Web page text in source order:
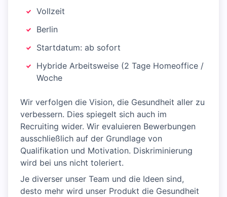
Vollzeit
Berlin
Startdatum: ab sofort
Hybride Arbeitsweise (2 Tage Homeoffice /
Woche
Wir verfolgen die Vision, die Gesundheit aller zu
verbessern. Dies spiegelt sich auch im
Recruiting wider. Wir evaluieren Bewerbungen
ausschließlich auf der Grundlage von
Qualifikation und Motivation. Diskriminierung
wird bei uns nicht toleriert.
Je diverser unser Team und die Ideen sind,
desto mehr wird unser Produkt die Gesundheit